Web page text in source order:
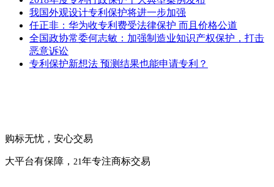
我国外观设计专利保护将进一步加强
任正非：华为收专利费受法律保护 而且价格公道
全国政协常委何志敏：加强制造业知识产权保护，打击
恶意诉讼
专利保护新想法 预测结果也能申请专利？
购标无忧，安心交易
大平台有保障， 21年专注商标交易